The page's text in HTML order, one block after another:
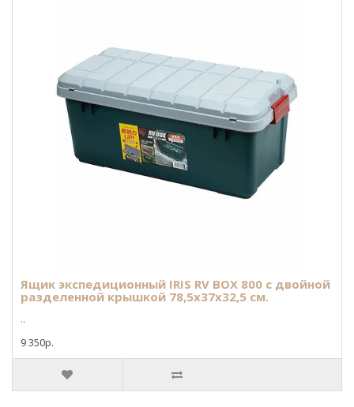
Ящик экспедиционный IRIS RV BOX 800 c двойной
разделенной крышкой 78,5x37x32,5 см.
..
9 350р.